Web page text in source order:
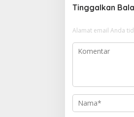
g
s
i
s
Tinggalkan
Alamat email Anda